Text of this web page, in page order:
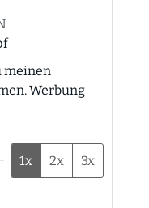
Werbung
1x 2x 3x